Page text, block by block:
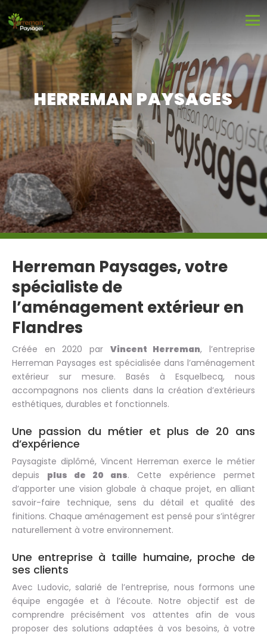
HERREMAN PAYSAGES
Herreman Paysages, votre
spécialiste de
l’aménagement extérieur en
Flandres
Créée en 2020 par Vincent Herreman, l’entreprise
Herreman Paysages est spécialisée dans l’aménagement
extérieur sur mesure. Basés à Esquelbecq, nous
accompagnons nos clients dans la création d’extérieurs
esthétiques, durables et fonctionnels.
Une passion du métier et plus de 20 ans
d’expérience
Paysagiste diplômé, Vincent Herreman exerce le métier
depuis plus de 20 ans. Cette expérience permet
d’apporter une vision globale à chaque projet, en alliant
savoir-faire technique, sens du détail et qualité des
finitions. Chaque aménagement est pensé pour s’intégrer
naturellement à votre environnement.
Une entreprise à taille humaine, proche de
ses clients
Avec Ludovic, salarié de l’entreprise, nous formons une
équipe engagée et à l’écoute. Notre objectif est de
comprendre précisément vos attentes afin de vous
proposer des solutions adaptées à vos besoins, à votre